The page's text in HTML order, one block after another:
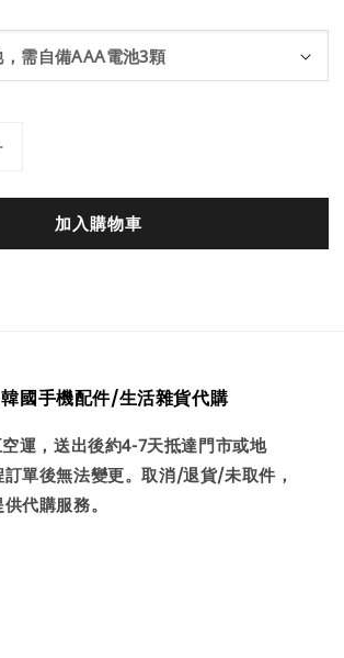
加入購物車
國手機配件/生活雜貨代購
運，送出後約4-7天抵達門市或地
單後無法變更。取消/退貨/未取件，
代購服務。